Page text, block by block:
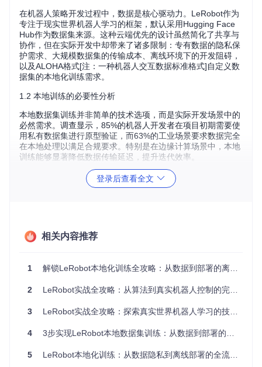
在机器人策略开发过程中，数据是核心驱动力。LeRobot作为
专注于现实世界机器人学习的框架，默认采用Hugging Face
Hub作为数据集来源。这种云端优先的设计虽然简化了共享与
协作，但在实际开发中却带来了诸多限制：专有数据的隐私保
护需求、大规模数据集的传输成本、离线环境下的开发阻碍，
以及ALOHA格式[注：一种机器人交互数据标准格式]自定义数
据集的本地化训练需求。
1.2 本地训练的必要性分析
本地数据集训练并非简单的技术选项，而是实际开发场景中的
必然需求。调查显示，85%的机器人开发者在项目初期需要使
用私有数据集进行原型验证，而63%的工业场景要求数据完全
在本地处理以满足合规要求。特别是在边缘计算场景中，本地
训练能够显著降低数据传输延迟，提升迭代效率。
二、方案设计：本地数据接入的架构革新
经过处理后输入模型训练。要实现本地训练，需要重构这一流
程：
原始流程：Hugging Face Hub → 网络下载 → 缓存目录 → 数据加载器
流程，本地数据集训练主要影响左侧数据输入部分
2.2 方案对比与选择
实现复杂
侵入
升级兼容
适用场
登录后查看全文
相关内容推荐
1 解锁LeRobot本地化训练全攻略：从数据到部署的离线实践指南
2 LeRobot实战全攻略：从算法到真实机器人控制的完整路径
3 LeRobot实战全攻略：探索真实世界机器人学习的技术路径
4 3步实现LeRobot本地数据集训练：从数据到部署的完整指南
5 LeRobot本地化训练：从数据隐私到离线部署的全流程解决方案